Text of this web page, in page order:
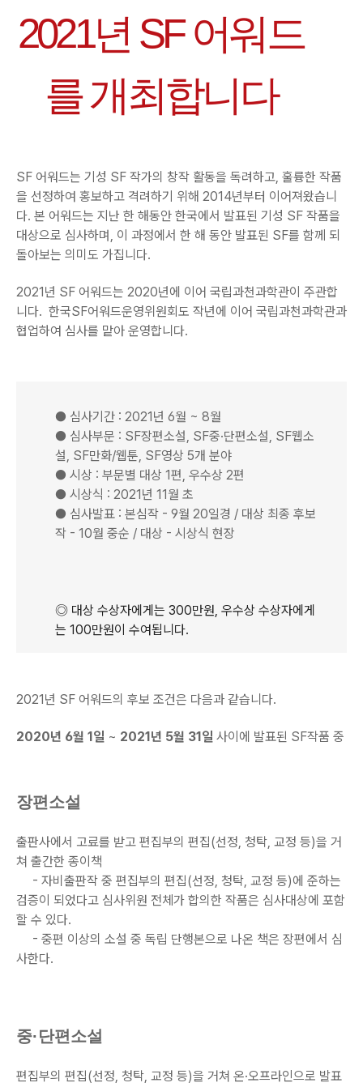
2021년 SF 어워드
를 개최합니다
SF 어워드는 기성 SF 작가의 창작 활동을 독려하고, 훌륭한 작품
을 선정하여 홍보하고 격려하기 위해 2014년부터 이어져왔습니
다. 본 어워드는 지난 한 해동안 한국에서 발표된 기성 SF 작품을
대상으로 심사하며, 이 과정에서 한 해 동안 발표된 SF를 함께 되
돌아보는 의미도 가집니다.
2021년 SF 어워드는 2020년에 이어 국립과천과학관이 주관합
니다. 한국SF어워드운영위원회도 작년에 이어 국립과천과학관과
협업하여 심사를 맡아 운영합니다.
● 심사기간 : 2021년 6월 ~ 8월
● 심사부문 : SF장편소설, SF중·단편소설, SF웹소
설, SF만화/웹툰, SF영상 5개 분야
● 시상 : 부문별 대상 1편, 우수상 2편
● 시상식 : 2021년 11월 초
● 심사발표 : 본심작 - 9월 20일경 / 대상 최종 후보
작 - 10월 중순 / 대상 - 시상식 현장
◎ 대상 수상자에게는 300만원, 우수상 수상자에게
는 100만원이 수여됩니다.
2021년 SF 어워드의 후보 조건은 다음과 같습니다.
2020년 6월 1일 ~ 2021년 5월 31일 사이에 발표된 SF작품 중
장편소설
출판사에서 고료를 받고 편집부의 편집(선정, 청탁, 교정 등)을 거
쳐 출간한 종이책
- 자비출판작 중 편집부의 편집(선정, 청탁, 교정 등)에 준하는
검증이 되었다고 심사위원 전체가 합의한 작품은 심사대상에 포함
할 수 있다.
- 중편 이상의 소설 중 독립 단행본으로 나온 책은 장편에서 심
사한다.
중·단편소설
편집부의 편집(선정, 청탁, 교정 등)을 거쳐 온·오프라인으로 발표